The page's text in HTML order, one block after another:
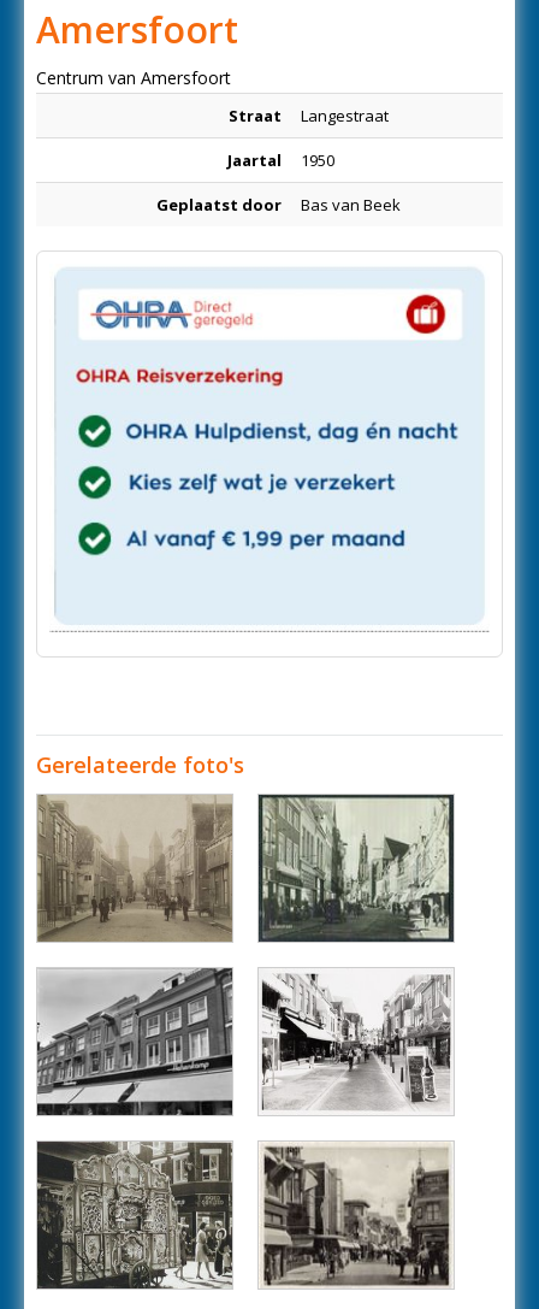
Amersfoort
Centrum van Amersfoort
Straat Langestraat
Jaartal 1950
Geplaatst door Bas van Beek
Gerelateerde foto's